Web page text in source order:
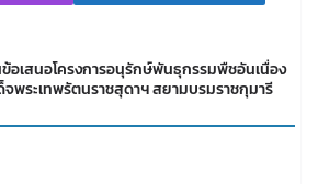
อเสนอโครงการอนุรักษ์พันธุกรรมพืชอันเนื่อง
จพระเทพรัตนราชสุดาฯ สยามบรมราชกุมารี